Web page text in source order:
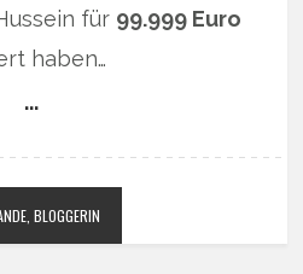
für 99.999 Euro
haben…
…
BLOGGERIN